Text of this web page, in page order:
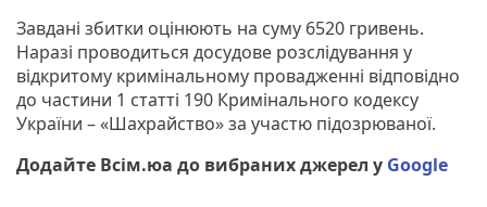
Завдані збитки оцінюють на суму 6520 гривень.
Наразі проводиться досудове розслідування у
відкритому кримінальному провадженні відповідно
до частини 1 статті 190 Кримінального кодексу
України – «Шахрайство» за участю підозрюваної.
Додайте Всім.юа до вибраних джерел у Google